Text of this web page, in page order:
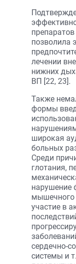
позволила
лечении
нижних
ВП [22, 23].
Также
формы
широкая
больных
Среди
глотания,
нарушение
мышечного
участие в
сердечно-
системы и